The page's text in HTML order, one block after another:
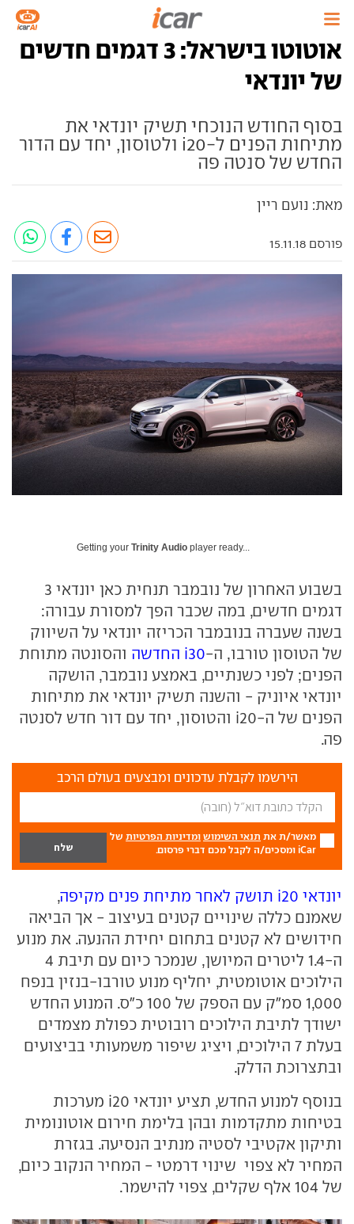
אוטוטו בישראל: 3 דגמים חדשים
של יונדאי
בסוף החודש הנוכחי תשיק יונדאי את
מתיחות הפנים ל-i20 ולטוסון, יחד עם הדור
החדש של סנטה פה
מאת: נועם ריין
פורסם 15.11.18
Getting your Trinity Audio player ready...
בשבוע האחרון של נובמבר תנחית כאן יונדאי 3
דגמים חדשים, במה שכבר הפך למסורת עבורה:
בשנה שעברה בנובמבר הכריזה יונדאי על השיווק
של הטוסון טורבו, ה-i30 החדשה
והסונטה מתוחת
הפנים; לפני כשנתיים, באמצע נובמבר, הושקה
יונדאי איוניק - והשנה תשיק יונדאי את מתיחות
הפנים של ה-i20 והטוסון, יחד עם דור חדש לסנטה
פה.
הירשמו לקבלת עדכונים ומבצעים בעולם הרכב
מאשר/ת את תנאי השימוש ומדיניות הפרטיות של
iCar ומסכים/ה לקבל מכם דברי פרסום.
יונדאי i20 תושק לאחר מתיחת פנים מקיפה
,
שאמנם כללה שינויים קטנים בעיצוב - אך הביאה
חידושים לא קטנים בתחום יחידת ההנעה. את מנוע
ה-1.4 ליטרים המיושן, שנמכר כיום עם תיבת 4
הילוכים אוטומטית, יחליף מנוע טורבו-בנזין בנפח
1,000 סמ"ק עם הספק של 100 כ"ס. המנוע החדש
ישודך לתיבת הילוכים רובוטית כפולת מצמדים
בעלת 7 הילוכים, ויציג שיפור משמעותי בביצועים
ובתצרוכת הדלק.
בנוסף למנוע החדש, תציע יונדאי i20 מערכות
בטיחות מתקדמות ובהן בלימת חירום אוטונומית
ותיקון אקטיבי לסטיה מנתיב הנסיעה. בגזרת
המחיר לא צפוי שינוי דרמטי - המחיר הנקוב כיום,
של 104 אלף שקלים, צפוי להישמר.